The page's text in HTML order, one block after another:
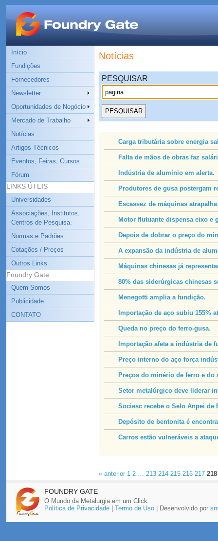
Início
Fundições
Fornecedores
Newsletter
Oportunidades de Negócio
Mercado de Trabalho
Notícias
Artigos Técnicos
Eventos, Feiras, Cursos
Fórum
LINKS ÚTEIS
Universidades
Associações, Institutos,
Centros de Pesquisa.
Normas e Padrões
Cotações / Preços
Outros Links
Foundry Gate
Quem Somos
Publicidade
CONTATO
Notícias
PESQUISAR
Carga tributária sobre energia
Falta de mãos de obras faz
Indústria de alumínio em alerta.
Produtores de gusa postergam
Escassez de máquinas
Motor flutuante dispensa eixo e
Depois de dobrar o preço do
A expansão da indústria de
Máquinas chinesas já
80% das siderúrgicas chinesas
Menegotti amplia a fundição.
Importação de aço subiu 155%
Queda no preço do ferro-gusa.
Importação afeta a indústria de
Preço interno do aço força
Preços do minério de ferro e do
Setor metalúrgico deve liderar
Sociesc recebe o Selo Anpei de
Depósito de bentonita é
Carros estão vulneráveis a
« anterior 1 2… 213 214 215 216 217 218
FOUNDRY GATE
O Mundo da Metalurgia em um Click.
Política de Privacidade| Termo de Uso| Desenvolvido por